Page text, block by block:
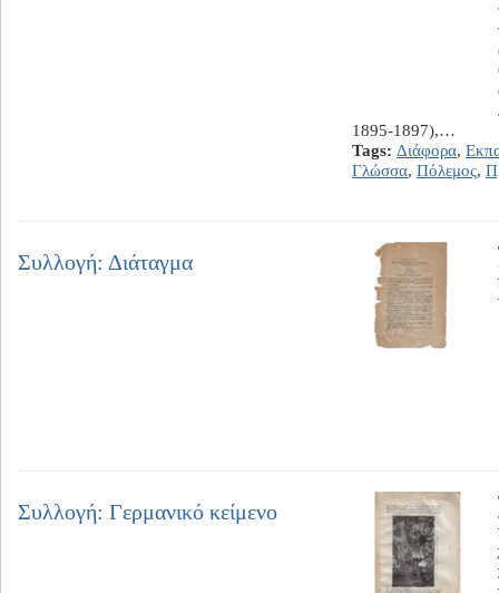
1895-1897),…
Tags: Διάφορα,
Γλώσσα, Πόλεμος,
Συλλογή: Διάταγμα
Συλλογή: Γερμανικό κείμενο